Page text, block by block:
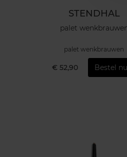
STENDHAL
palet
palet wenkbrauwen
€ 52,90 Bestel